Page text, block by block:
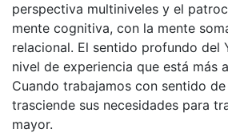
perspectiva multiniveles y el
mente cognitiva, con la mente
relacional. El sentido profundo del
nivel de experiencia que está más
Cuando trabajamos con sentido
trasciende sus necesidades para
mayor.